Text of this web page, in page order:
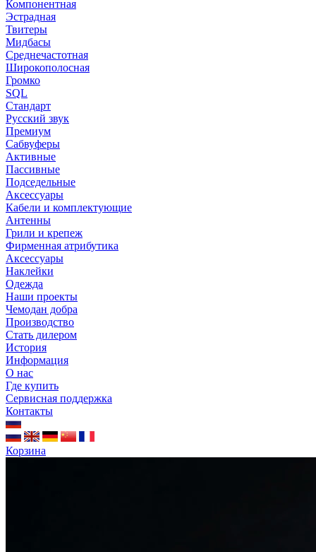
Компонентная
Эстрадная
Твитеры
Мидбасы
Среднечастотная
Широкополосная
Громко
SQL
Стандарт
Русский звук
Премиум
Сабвуферы
Активные
Пассивные
Подседельные
Аксессуары
Кабели и комплектующие
Антенны
Грили и крепеж
Фирменная атрибутика
Аксессуары
Наклейки
Одежда
Наши проекты
Чемодан добра
Производство
Стать дилером
История
Информация
О нас
Где купить
Сервисная поддержка
Контакты
Корзина